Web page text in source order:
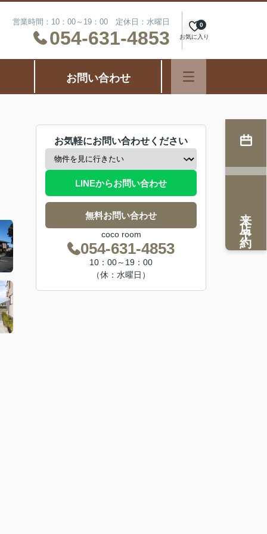
営業時間：10：00～19：00 定休日：水曜日
054-631-4853 お気に入り
0
お問い合わせ
お気軽にお問い合わせください
LINEからお問い合わせ
無料お問い合わせ
coco room
054-631-4853
10：00～19：00
（休：水曜日）
来店予約